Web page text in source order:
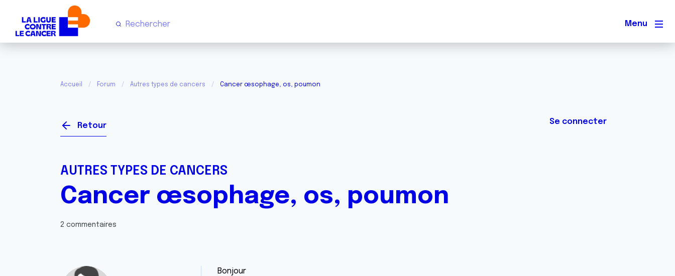
Menu
Accueil Forum Autres types de cancers Cancer œsophage, os, poumon
Retour Se connecter
AUTRES TYPES DE CANCERS
Cancer œsophage, os, poumon
2 commentaires
Bonjour